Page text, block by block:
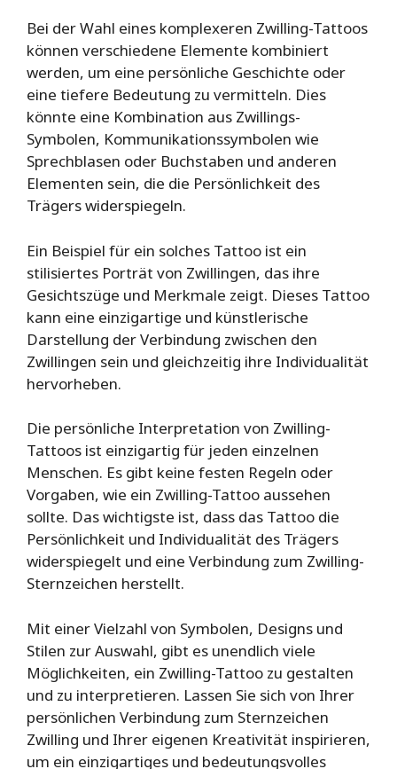
Bei der Wahl eines komplexeren Zwilling-Tattoos
können verschiedene Elemente kombiniert
werden, um eine persönliche Geschichte oder
eine tiefere Bedeutung zu vermitteln. Dies
könnte eine Kombination aus Zwillings-
Symbolen, Kommunikationssymbolen wie
Sprechblasen oder Buchstaben und anderen
Elementen sein, die die Persönlichkeit des
Trägers widerspiegeln.
Ein Beispiel für ein solches Tattoo ist ein
stilisiertes Porträt von Zwillingen, das ihre
Gesichtszüge und Merkmale zeigt. Dieses Tattoo
kann eine einzigartige und künstlerische
Darstellung der Verbindung zwischen den
Zwillingen sein und gleichzeitig ihre Individualität
hervorheben.
Die persönliche Interpretation von Zwilling-
Tattoos ist einzigartig für jeden einzelnen
Menschen. Es gibt keine festen Regeln oder
Vorgaben, wie ein Zwilling-Tattoo aussehen
sollte. Das wichtigste ist, dass das Tattoo die
Persönlichkeit und Individualität des Trägers
widerspiegelt und eine Verbindung zum Zwilling-
Sternzeichen herstellt.
Mit einer Vielzahl von Symbolen, Designs und
Stilen zur Auswahl, gibt es unendlich viele
Möglichkeiten, ein Zwilling-Tattoo zu gestalten
und zu interpretieren. Lassen Sie sich von Ihrer
persönlichen Verbindung zum Sternzeichen
Zwilling und Ihrer eigenen Kreativität inspirieren,
um ein einzigartiges und bedeutungsvolles